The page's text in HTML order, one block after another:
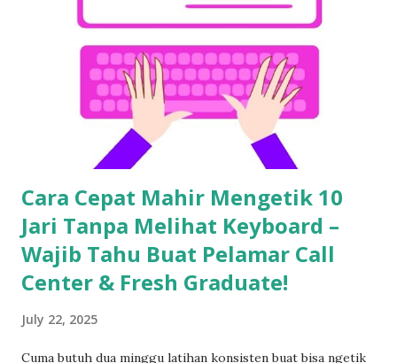
Cara Cepat Mahir Mengetik 10
Jari Tanpa Melihat Keyboard –
Wajib Tahu Buat Pelamar Call
Center & Fresh Graduate!
July 22, 2025
Cuma butuh dua minggu latihan konsisten buat bisa ngetik